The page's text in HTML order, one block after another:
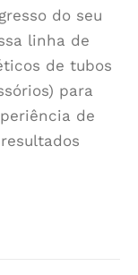
do seu
linha de
de tubos
para
de